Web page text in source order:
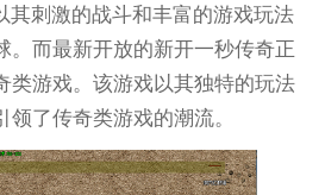
其刺激的战斗和丰富的游戏玩法
。而最新开放的新开一秒传奇正
类游戏。该游戏以其独特的玩法
了传奇类游戏的潮流。